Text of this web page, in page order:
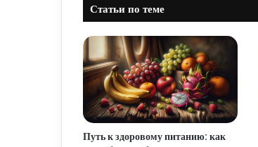
Статьи по теме
Путь к здоровому питанию: как